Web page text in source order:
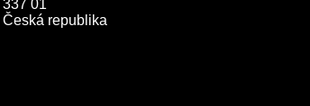
337 01
Česká republika